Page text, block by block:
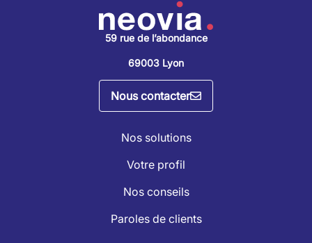
59 rue de l’abondance
69003 Lyon
Nous contacter
Nos solutions
Votre profil
Nos conseils
Paroles de clients